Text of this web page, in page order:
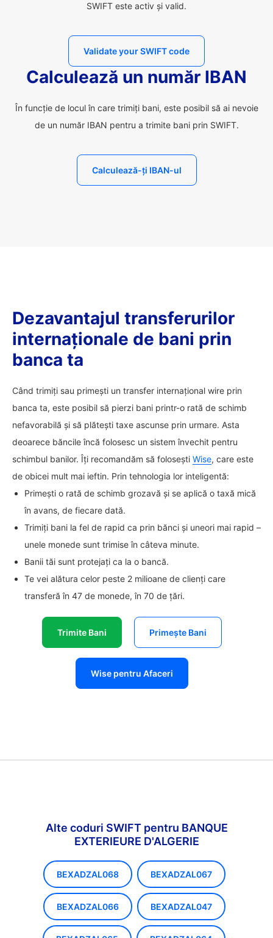
SWIFT este activ și valid.
Validate your SWIFT code
Calculează un număr IBAN
În funcție de locul în care trimiți bani, este posibil să ai nevoie
de un număr IBAN pentru a trimite bani prin SWIFT.
Calculează-ți IBAN-ul
Dezavantajul transferurilor
internaționale de bani prin
banca ta
Când trimiți sau primești un transfer internațional wire prin
banca ta, este posibil să pierzi bani printr-o rată de schimb
nefavorabilă și să plătești taxe ascunse prin urmare. Asta
deoarece băncile încă folosesc un sistem învechit pentru
schimbul banilor. Îți recomandăm să folosești Wise, care este
de obicei mult mai ieftin. Prin tehnologia lor inteligentă:
Primești o rată de schimb grozavă și se aplică o taxă mică
în avans, de fiecare dată.
Trimiți bani la fel de rapid ca prin bănci și uneori mai rapid –
unele monede sunt trimise în câteva minute.
Banii tăi sunt protejați ca la o bancă.
Te vei alătura celor peste 2 milioane de clienți care
transferă în 47 de monede, în 70 de țări.
Trimite Bani Primește Bani
Wise pentru Afaceri
Alte coduri SWIFT pentru BANQUE
EXTERIEURE D'ALGERIE
BEXADZAL068 BEXADZAL067
BEXADZAL066 BEXADZAL047